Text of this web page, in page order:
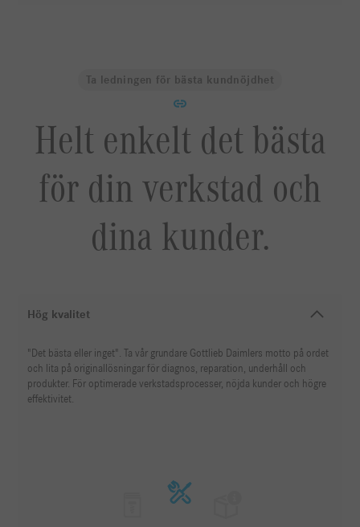
Ta ledningen för bästa kundnöjdhet
Helt enkelt det bästa
för din verkstad och
dina kunder.
Hög kvalitet
"Det bästa eller inget". Ta vår grundare Gottlieb Daimlers motto på ordet
och lita på originallösningar för diagnos, reparation, underhåll och
produkter. För optimerade verkstadsprocesser, nöjda kunder och högre
effektivitet.